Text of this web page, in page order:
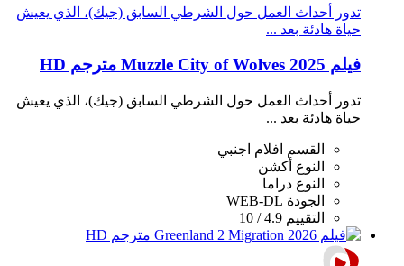
تدور أحداث العمل حول الشرطي السابق (جيك)، الذي يعيش
حياة هادئة بعد ...
فيلم Muzzle City of Wolves 2025 مترجم HD
تدور أحداث العمل حول الشرطي السابق (جيك)، الذي يعيش
حياة هادئة بعد ...
القسم
افلام اجنبي
النوع أكشن
النوع دراما
الجودة WEB-DL
التقييم 4.9 / 10